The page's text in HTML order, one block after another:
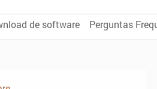
de software Perguntas